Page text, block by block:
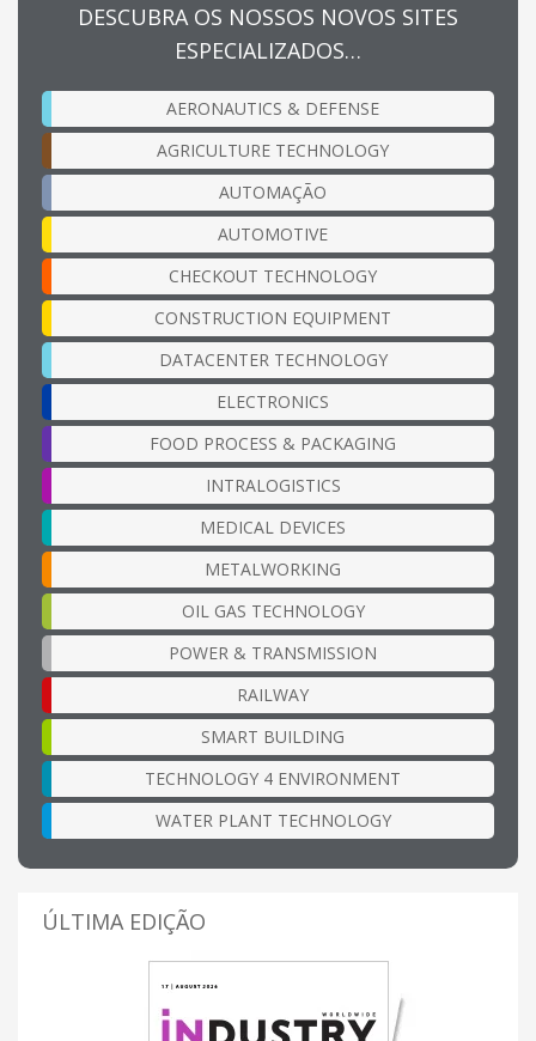
DESCUBRA OS NOSSOS NOVOS SITES
ESPECIALIZADOS…
AERONAUTICS & DEFENSE
AGRICULTURE TECHNOLOGY
AUTOMAÇÃO
AUTOMOTIVE
CHECKOUT TECHNOLOGY
CONSTRUCTION EQUIPMENT
DATACENTER TECHNOLOGY
ELECTRONICS
FOOD PROCESS & PACKAGING
INTRALOGISTICS
MEDICAL DEVICES
METALWORKING
OIL GAS TECHNOLOGY
POWER & TRANSMISSION
RAILWAY
SMART BUILDING
TECHNOLOGY 4 ENVIRONMENT
WATER PLANT TECHNOLOGY
ÚLTIMA EDIÇÃO